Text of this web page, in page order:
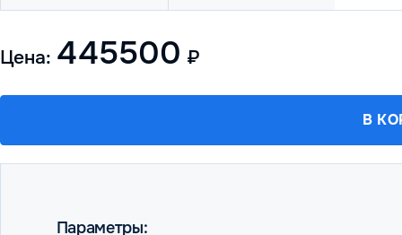
Цена: 445500 ₽
В
Параметры: